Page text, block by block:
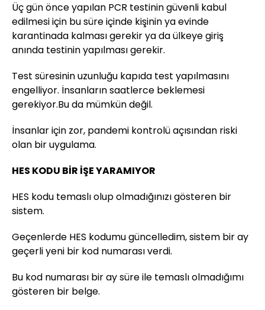
Üç gün önce yapılan PCR testinin güvenli kabul
edilmesi için bu süre içinde kişinin ya evinde
karantinada kalması gerekir ya da ülkeye giriş
anında testinin yapılması gerekir.
Test süresinin uzunluğu kapıda test yapılmasını
engelliyor. İnsanların saatlerce beklemesi
gerekiyor.Bu da mümkün değil.
İnsanlar için zor, pandemi kontrolü açısından riski
olan bir uygulama.
HES KODU BİR İŞE YARAMIYOR
HES kodu temaslı olup olmadığınızı gösteren bir
sistem.
Geçenlerde HES kodumu güncelledim, sistem bir ay
geçerli yeni bir kod numarası verdi.
Bu kod numarası bir ay süre ile temaslı olmadığımı
gösteren bir belge.